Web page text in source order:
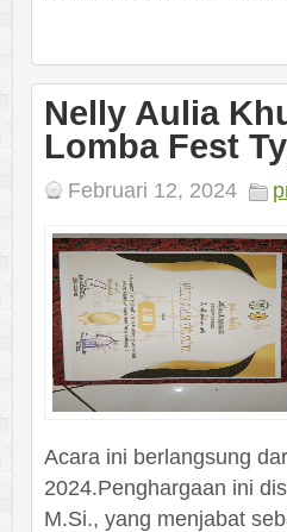
Nelly Aulia
Lomba Fest
Februari 12, 2024
Acara ini berlangsung
2024.Penghargaan ini
M.Si., yang menjabat